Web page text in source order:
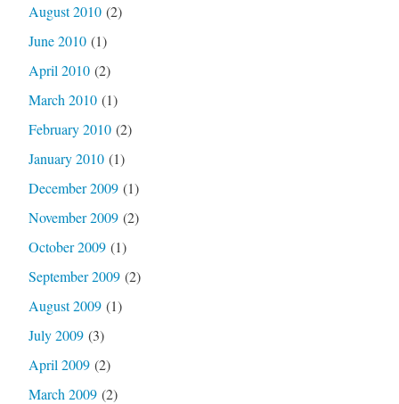
August 2010(2)
June 2010(1)
April 2010(2)
March 2010(1)
February 2010(2)
January 2010(1)
December 2009(1)
November 2009(2)
October 2009(1)
September 2009(2)
August 2009(1)
July 2009(3)
April 2009(2)
March 2009(2)